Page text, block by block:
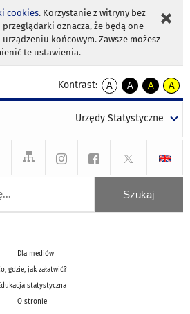
cookies. Korzystanie z witryny bez
oznacza, że będą one
końcowym. Zawsze możesz
te ustawienia.
Kontrast:
A
kontrast
A
kontrast
tekst
czarnym
A
kontrast
tekst
czarnym
A
tekst
żółtym
Urzędy Statystyczne
Dla mediów
gdzie, jak załatwić?
statystyczna
O stronie